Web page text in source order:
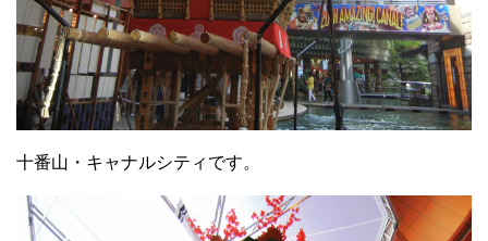
十番山・キャナルシティです。